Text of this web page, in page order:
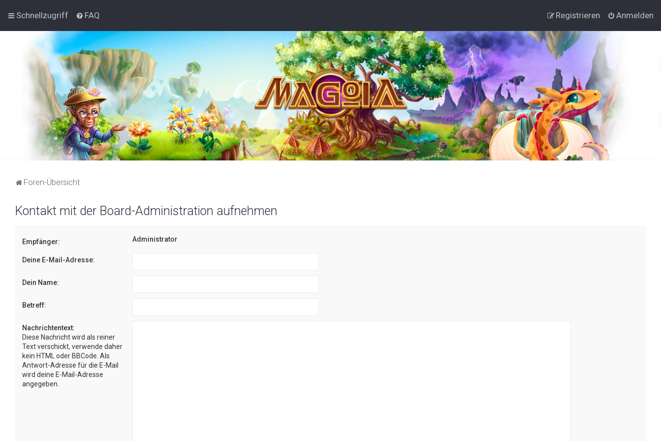
Schnellzugriff FAQ Anmelden
Registrieren
Foren-Übersicht
Kontakt mit der Board-Administration aufnehmen
Empfänger: Administrator
Deine E-Mail-Adresse:
Dein Name:
Betreff:
Nachrichtentext:
Diese Nachricht wird als reiner
Text verschickt, verwende daher
kein HTML oder BBCode. Als
Antwort-Adresse für die E-Mail
wird deine E-Mail-Adresse
angegeben.